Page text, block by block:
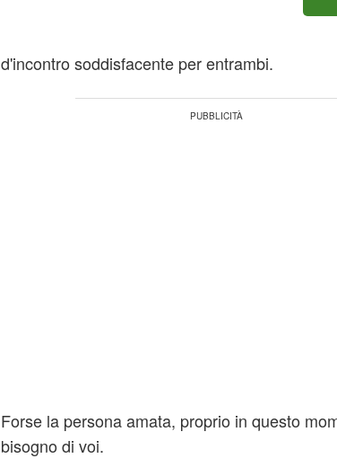
procura noia, parlatene apertamente con il
d'incontro soddisfacente per entrambi.
Forse la persona amata, proprio in questo
bisogno di voi.